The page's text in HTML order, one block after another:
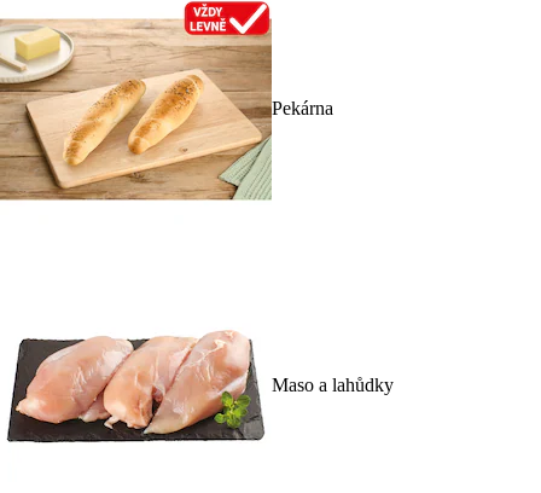
Pekárna
Maso a lahůdky